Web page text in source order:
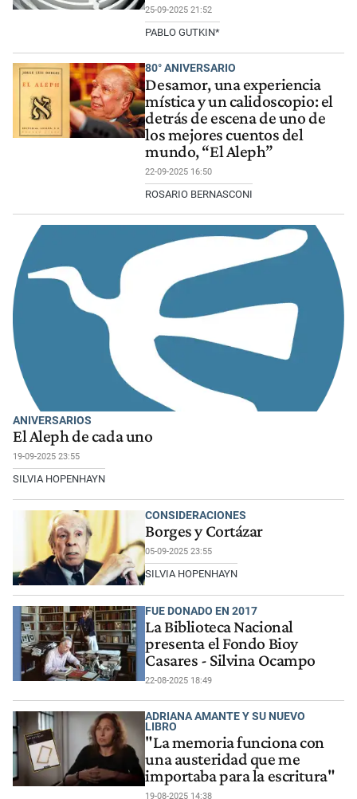
25-09-2025 21:52
PABLO GUTKIN*
80° ANIVERSARIO
Desamor, una experiencia
mística y un calidoscopio: el
detrás de escena de uno de
los mejores cuentos del
mundo, “El Aleph”
22-09-2025 16:50
ROSARIO BERNASCONI
ANIVERSARIOS
El Aleph de cada uno
19-09-2025 23:55
SILVIA HOPENHAYN
CONSIDERACIONES
Borges y Cortázar
05-09-2025 23:55
SILVIA HOPENHAYN
FUE DONADO EN 2017
La Biblioteca Nacional
presenta el Fondo Bioy
Casares - Silvina Ocampo
22-08-2025 18:49
ADRIANA AMANTE Y SU NUEVO
LIBRO
"La memoria funciona con
una austeridad que me
importaba para la escritura"
19-08-2025 14:38